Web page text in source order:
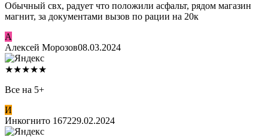
Обычный свх, радует что положили асфальт, рядом магазин
магнит, за документами вызов по рации на 20к
А
Алексей Морозов08.03.2024
★★★★★
Все на 5+
И
Инкогнито 167229.02.2024